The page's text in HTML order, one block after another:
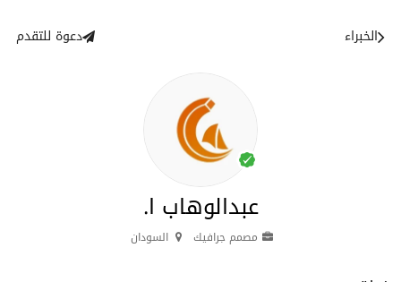
الخبراء دعوة للتقدم
عبدالوهاب ا.
مصمم جرافيك السودان